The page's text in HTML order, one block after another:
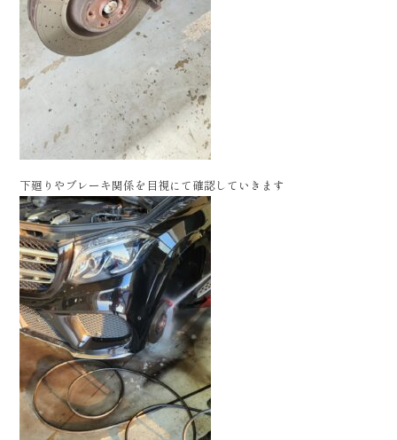
下廻りやブレーキ関係を目視にて確認していきます